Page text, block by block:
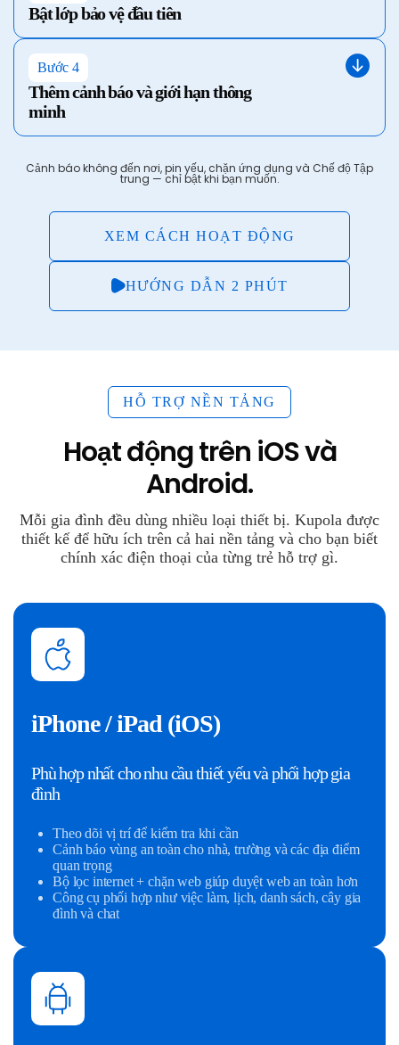
Bật lớp bảo vệ đầu tiên
Bước 4
Thêm cảnh báo và giới hạn thông
minh
Cảnh báo không đến nơi, pin yếu, chặn ứng dụng và Chế độ Tập
trung — chỉ bật khi bạn muốn.
XEM CÁCH HOẠT ĐỘNG
HƯỚNG DẪN 2 PHÚT
HỖ TRỢ NỀN TẢNG
Hoạt động trên iOS và
Android.
Mỗi gia đình đều dùng nhiều loại thiết bị. Kupola được
thiết kế để hữu ích trên cả hai nền tảng và cho bạn biết
chính xác điện thoại của từng trẻ hỗ trợ gì.
iPhone / iPad (iOS)
Phù hợp nhất cho nhu cầu thiết yếu và phối hợp gia
đình
Theo dõi vị trí để kiểm tra khi cần
Cảnh báo vùng an toàn cho nhà, trường và các địa điểm
quan trọng
Bộ lọc internet + chặn web giúp duyệt web an toàn hơn
Công cụ phối hợp như việc làm, lịch, danh sách, cây gia
đình và chat